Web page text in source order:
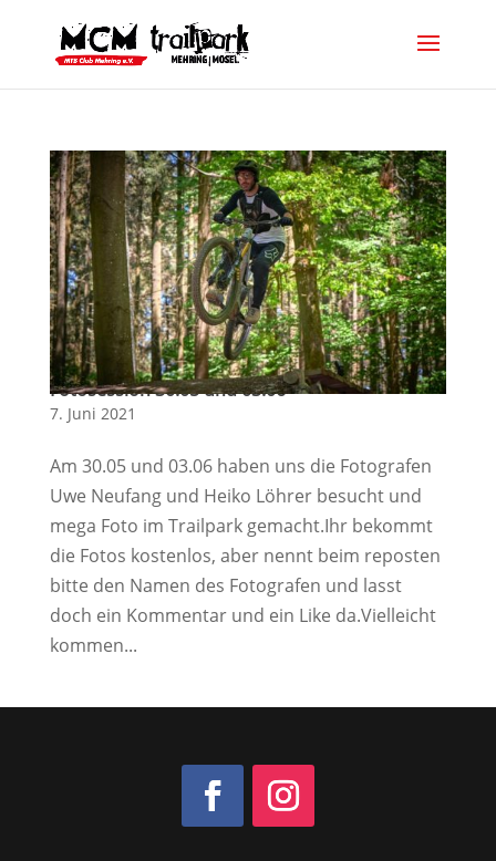
Fotosession 30.05 und 03.06
7. Juni 2021
Am 30.05 und 03.06 haben uns die Fotografen
Uwe Neufang und Heiko Löhrer besucht und
mega Foto im Trailpark gemacht.Ihr bekommt
die Fotos kostenlos, aber nennt beim reposten
bitte den Namen des Fotografen und lasst
doch ein Kommentar und ein Like da.Vielleicht
kommen...